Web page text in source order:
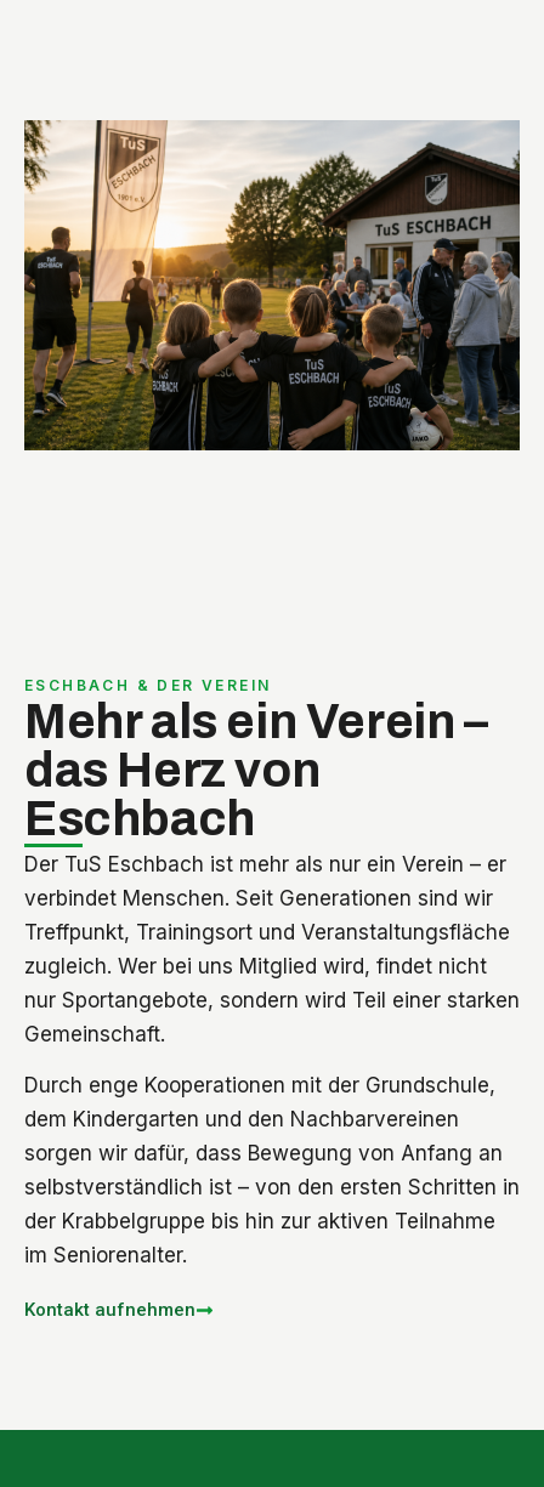
ESCHBACH & DER VEREIN
Mehr als ein Verein –
das Herz von
Eschbach
Der TuS Eschbach ist mehr als nur ein Verein – er
verbindet Menschen. Seit Generationen sind wir
Treffpunkt, Trainingsort und Veranstaltungsfläche
zugleich. Wer bei uns Mitglied wird, findet nicht
nur Sportangebote, sondern wird Teil einer starken
Gemeinschaft.
Durch enge Kooperationen mit der Grundschule,
dem Kindergarten und den Nachbarvereinen
sorgen wir dafür, dass Bewegung von Anfang an
selbstverständlich ist – von den ersten Schritten in
der Krabbelgruppe bis hin zur aktiven Teilnahme
im Seniorenalter.
Kontakt aufnehmen